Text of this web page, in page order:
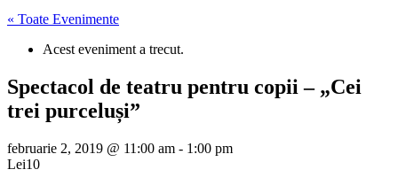
« Toate Evenimente
Acest eveniment a trecut.
Spectacol de teatru pentru copii – „Cei
trei purceluși”
februarie 2, 2019 @ 11:00 am - 1:00 pm
Lei10